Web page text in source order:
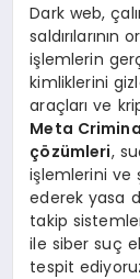
Dark web,
işlemlerin
kimliklerini
araçları ve
Meta
çözümleri,
işlemlerini ve
ederek yasa
takip
ile siber suç
tespit